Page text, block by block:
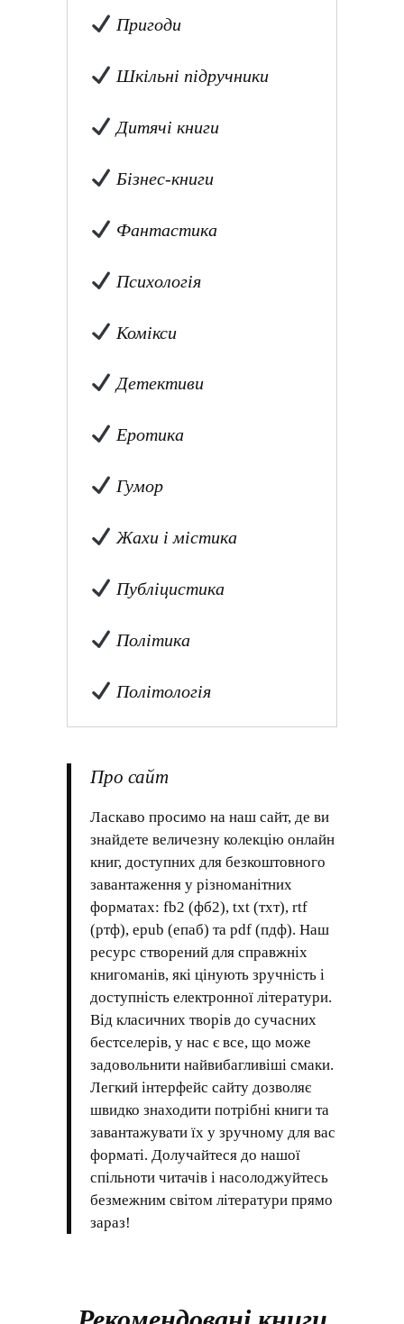
Пригоди
Шкільні підручники
Дитячі книги
Бізнес-книги
Фантастика
Психологія
Комікси
Детективи
Еротика
Гумор
Жахи і містика
Публіцистика
Політика
Політологія
Про сайт
Ласкаво просимо на наш сайт, де ви
знайдете величезну колекцію онлайн
книг, доступних для безкоштовного
завантаження у різноманітних
форматах: fb2 (фб2), txt (тхт), rtf
(ртф), epub (епаб) та pdf (пдф). Наш
ресурс створений для справжніх
книгоманів, які цінують зручність і
доступність електронної літератури.
Від класичних творів до сучасних
бестселерів, у нас є все, що може
задовольнити найвибагливіші смаки.
Легкий інтерфейс сайту дозволяє
швидко знаходити потрібні книги та
завантажувати їх у зручному для вас
форматі. Долучайтеся до нашої
спільноти читачів і насолоджуйтесь
безмежним світом літератури прямо
зараз!